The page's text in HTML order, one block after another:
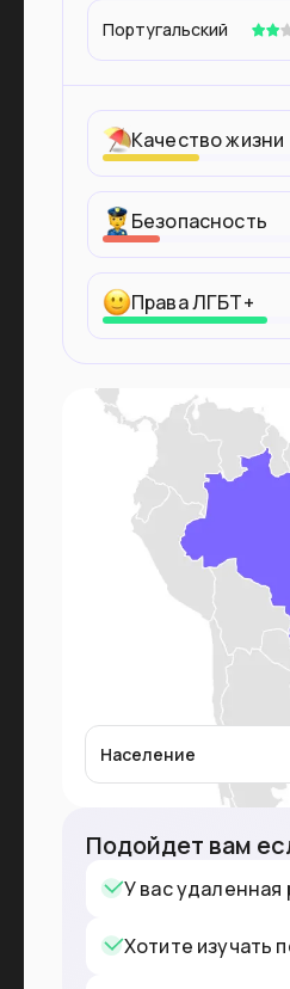
Португальский
Качество жизни
Безопасность
Права ЛГБТ+
Население
Подойдет вам
У вас удаленная
Хотите изучать